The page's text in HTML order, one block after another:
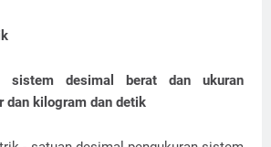
desimal berat dan ukuran
dan kilogram dan detik